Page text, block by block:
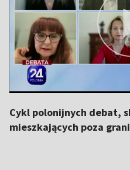
Cykl polonijnych debat,
mieszkających poza